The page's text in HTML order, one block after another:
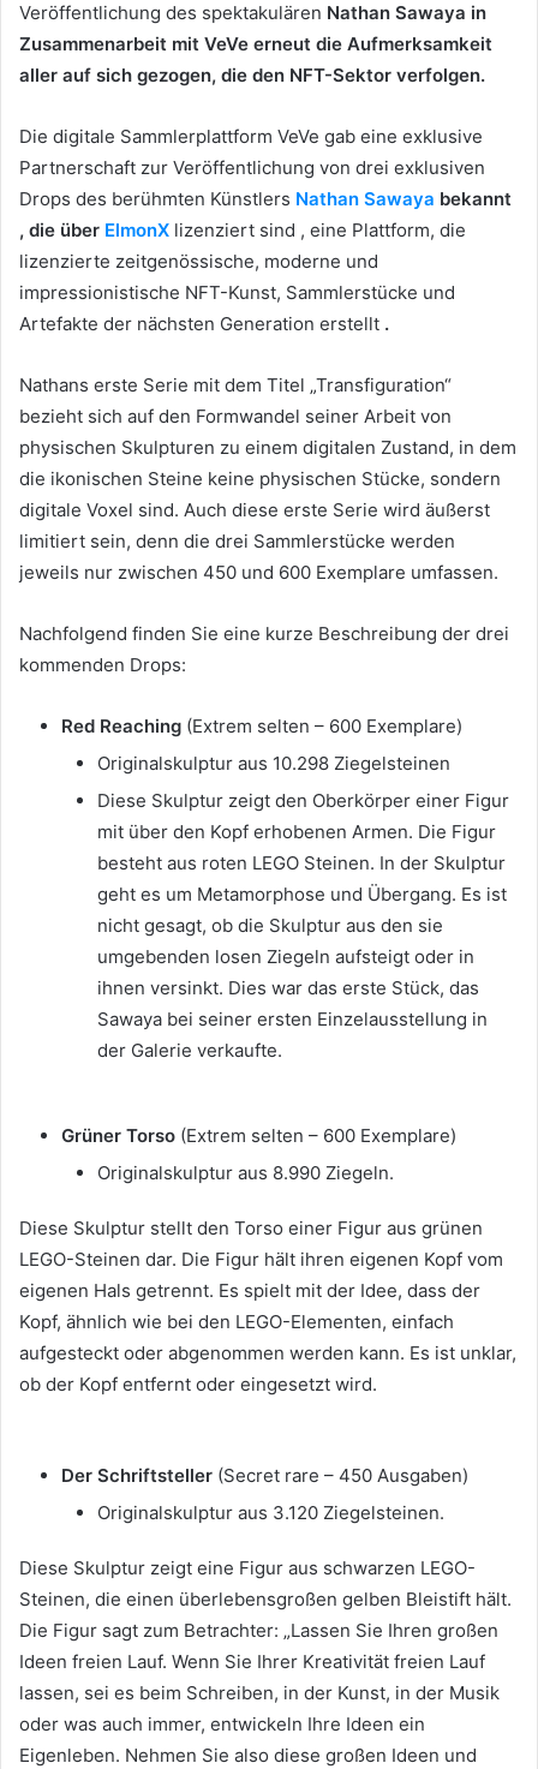
Veröffentlichung des spektakulären Nathan Sawaya in
Zusammenarbeit mit VeVe erneut die Aufmerksamkeit
aller auf sich gezogen, die den NFT-Sektor verfolgen.
Die digitale Sammlerplattform VeVe gab eine exklusive
Partnerschaft zur Veröffentlichung von drei exklusiven
Drops des berühmten Künstlers Nathan Sawaya bekannt
, die über ElmonX lizenziert sind , eine Plattform, die
lizenzierte zeitgenössische, moderne und
impressionistische NFT-Kunst, Sammlerstücke und
Artefakte der nächsten Generation erstellt .
Nathans erste Serie mit dem Titel „Transfiguration“
bezieht sich auf den Formwandel seiner Arbeit von
physischen Skulpturen zu einem digitalen Zustand, in dem
die ikonischen Steine ​​keine physischen Stücke, sondern
digitale Voxel sind. Auch diese erste Serie wird äußerst
limitiert sein, denn die drei Sammlerstücke werden
jeweils nur zwischen 450 und 600 Exemplare umfassen.
Nachfolgend finden Sie eine kurze Beschreibung der drei
kommenden Drops:
Red Reaching (Extrem selten – 600 Exemplare)
Originalskulptur aus 10.298 Ziegelsteinen
Diese Skulptur zeigt den Oberkörper einer Figur
mit über den Kopf erhobenen Armen. Die Figur
besteht aus roten LEGO Steinen. In der Skulptur
geht es um Metamorphose und Übergang. Es ist
nicht gesagt, ob die Skulptur aus den sie
umgebenden losen Ziegeln aufsteigt oder in
ihnen versinkt. Dies war das erste Stück, das
Sawaya bei seiner ersten Einzelausstellung in
der Galerie verkaufte.
Grüner Torso (Extrem selten – 600 Exemplare)
Originalskulptur aus 8.990 Ziegeln.
Diese Skulptur stellt den Torso einer Figur aus grünen
LEGO-Steinen dar. Die Figur hält ihren eigenen Kopf vom
eigenen Hals getrennt. Es spielt mit der Idee, dass der
Kopf, ähnlich wie bei den LEGO-Elementen, einfach
aufgesteckt oder abgenommen werden kann. Es ist unklar,
ob der Kopf entfernt oder eingesetzt wird.
Der Schriftsteller (Secret rare – 450 Ausgaben)
Originalskulptur aus 3.120 Ziegelsteinen.
Diese Skulptur zeigt eine Figur aus schwarzen LEGO-
Steinen, die einen überlebensgroßen gelben Bleistift hält.
Die Figur sagt zum Betrachter: „Lassen Sie Ihren großen
Ideen freien Lauf. Wenn Sie Ihrer Kreativität freien Lauf
lassen, sei es beim Schreiben, in der Kunst, in der Musik
oder was auch immer, entwickeln Ihre Ideen ein
Eigenleben. Nehmen Sie also diese großen Ideen und